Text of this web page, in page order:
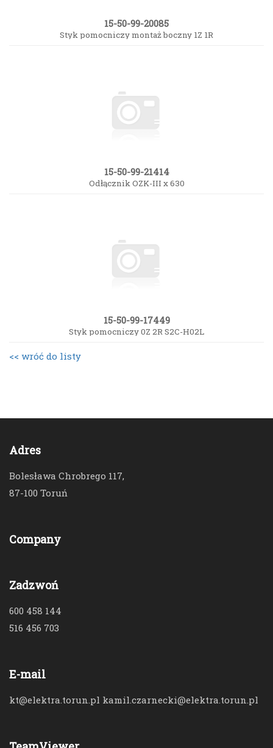
15-50-99-20085
Styk pomocniczy montaż boczny 1Z 1R
15-50-99-21414
Odłącznik OZK-III x 630
15-50-99-17449
Styk pomocniczy 0Z 2R S2C-H02L
<< wróć do listy
Adres
Bolesława Chrobrego 117,
87-100 Toruń
Company
Zadzwoń
600 458 144
516 456 703
E-mail
kt@elektra.torun.pl kamil.czarnecki@elektra.torun.pl